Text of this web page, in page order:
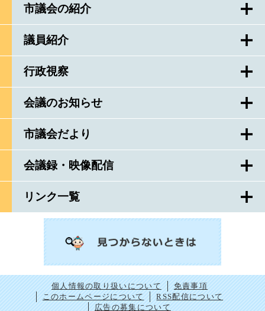
市議会の紹介
議員紹介
行政視察
会議のお知らせ
市議会だより
会議録・映像配信
リンク一覧
個人情報の取り扱いについて
免責事項
このホームページについて
RSS配信について
広告の募集について